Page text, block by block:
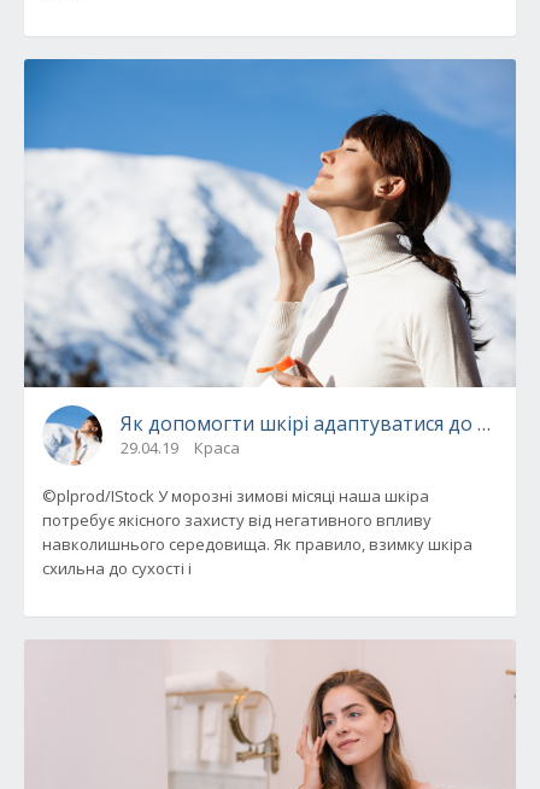
Як допомогти шкірі адаптуватися до
29.04.19 Краса
©plprod/IStock У морозні зимові місяці наша шкіра
потребує якісного захисту від негативного впливу
навколишнього середовища. Як правило, взимку шкіра
схильна до сухості і